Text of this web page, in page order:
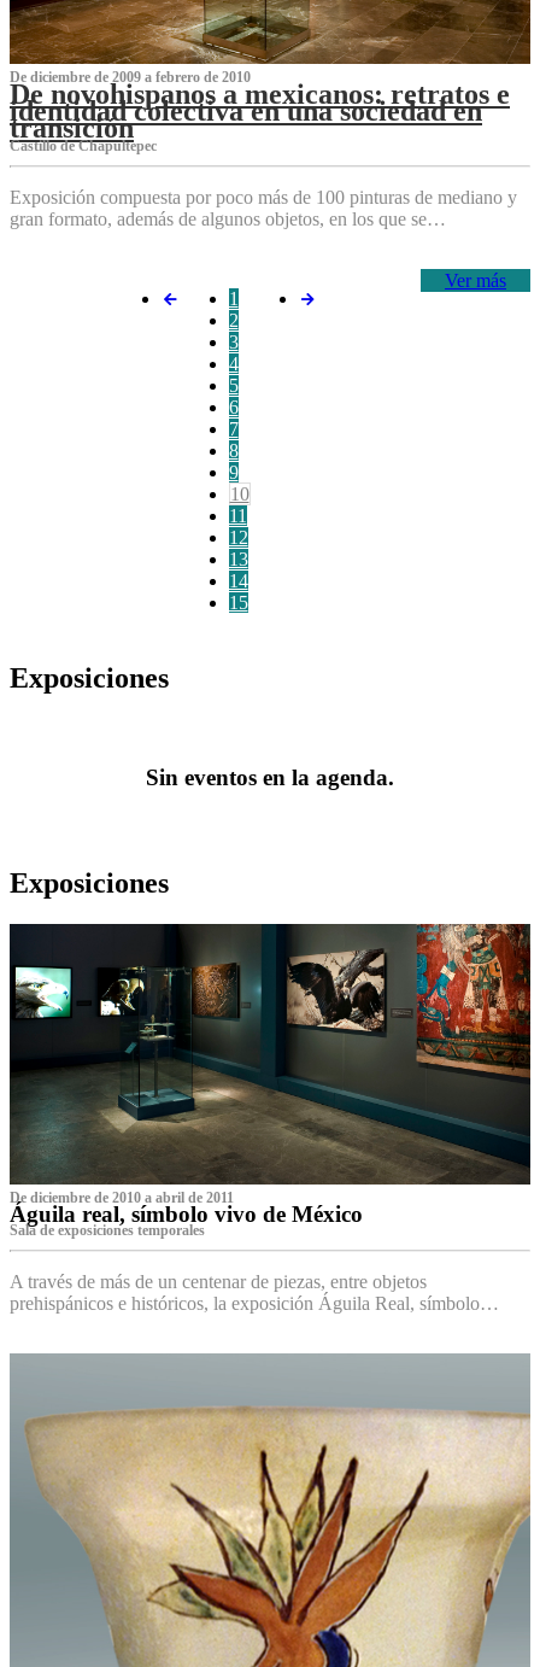
De diciembre de 2009 a febrero de 2010
De novohispanos a mexicanos: retratos e
identidad colectiva en una sociedad en
transición
Castillo de Chapultepec
Exposición compuesta por poco más de 100 pinturas de mediano y
gran formato, además de algunos objetos, en los que se…
Ver más
1
2
3
4
5
6
7
8
9
10
11
12
13
14
15
Exposiciones
Sin eventos en la agenda.
Exposiciones
De diciembre de 2010 a abril de 2011
Águila real, símbolo vivo de México
Sala de exposiciones temporales
A través de más de un centenar de piezas, entre objetos
prehispánicos e históricos, la exposición Águila Real, símbolo…